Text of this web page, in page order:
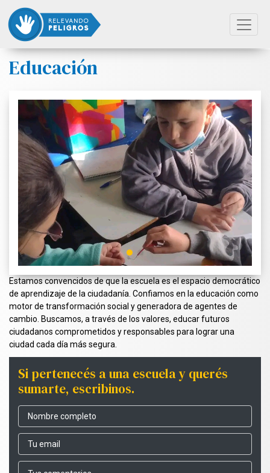
Educación
Estamos convencidos de que la escuela es el espacio democrático
de aprendizaje de la ciudadanía. Confiamos en la educación como
motor de transformación social y generadora de agentes de
cambio. Buscamos, a través de los valores, educar futuros
ciudadanos comprometidos y responsables para lograr una
ciudad cada día más segura.
Si pertenecés a una escuela y querés
sumarte, escribinos.